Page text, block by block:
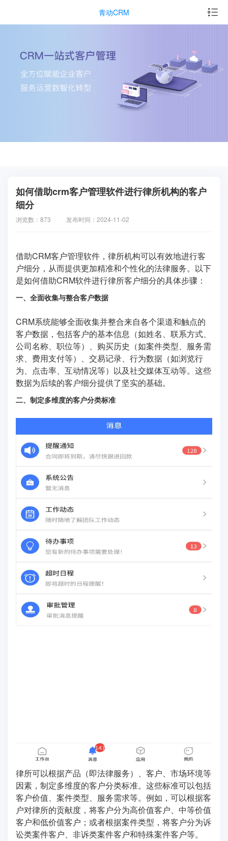
青动CRM
如何借助crm客户管理软件进行律所机构的客户
细分
浏览数：873 发布时间：2024-11-02
借助CRM客户管理软件，律所机构可以有效地进行客
户细分，从而提供更加精准和个性化的法律服务。以下
是如何借助CRM软件进行律所客户细分的具体步骤：
一、全面收集与整合客户数据
CRM系统能够全面收集并整合来自各个渠道和触点的
客户数据，包括客户的基本信息（如姓名、联系方式、
公司名称、职位等）、购买历史（如案件类型、服务需
求、费用支付等）、交易记录、行为数据（如浏览行
为、点击率、互动情况等）以及社交媒体互动等。这些
数据为后续的客户细分提供了坚实的基础。
二、制定多维度的客户分类标准
律所可以根据产品（即法律服务）、客户、市场环境等
因素，制定多维度的客户分类标准。这些标准可以包括
客户价值、案件类型、服务需求等。例如，可以根据客
户对律所的贡献度，将客户分为高价值客户、中等价值
客户和低价值客户；或者根据案件类型，将客户分为诉
讼类案件客户、非诉类案件客户和特殊案件客户等。